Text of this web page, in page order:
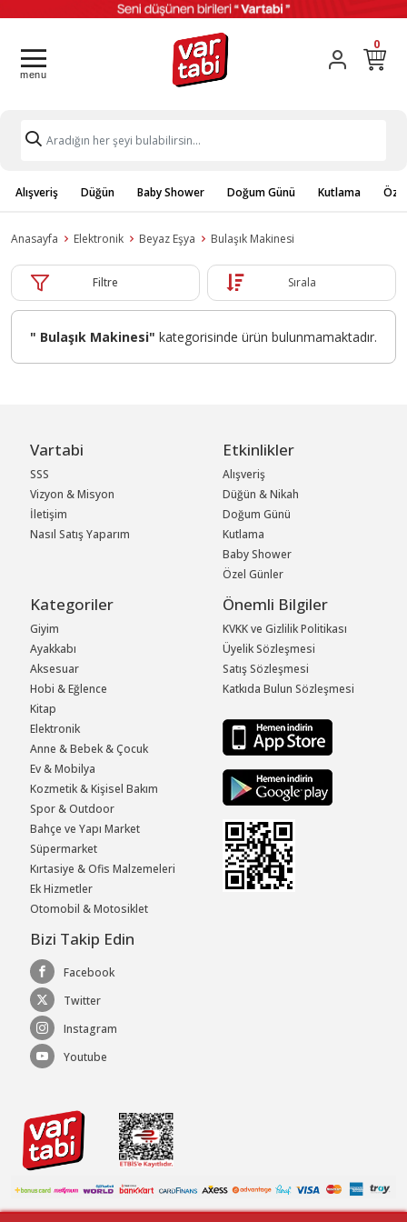
0
Alışveriş Düğün Baby Shower Doğum Günü Kutlama
Anasayfa Elektronik Beyaz Eşya Bulaşık Makinesi
Filtre Sırala
" Bulaşık Makinesi" kategorisinde ürün bulunmamaktadır.
Vartabi
SSS
Vizyon & Misyon
İletişim
Nasıl Satış Yaparım
Etkinlikler
Alışveriş
Düğün & Nikah
Doğum Günü
Kutlama
Baby Shower
Özel Günler
Kategoriler
Giyim
Ayakkabı
Aksesuar
Hobi & Eğlence
Kitap
Elektronik
Anne & Bebek & Çocuk
Ev & Mobilya
Kozmetik & Kişisel Bakım
Spor & Outdoor
Bahçe ve Yapı Market
Süpermarket
Kırtasiye & Ofis Malzemeleri
Ek Hizmetler
Otomobil & Motosiklet
Önemli Bilgiler
KVKK ve Gizlilik Politikası
Üyelik Sözleşmesi
Satış Sözleşmesi
Katkıda Bulun Sözleşmesi
Bizi Takip Edin
Facebook
Twitter
Instagram
Youtube